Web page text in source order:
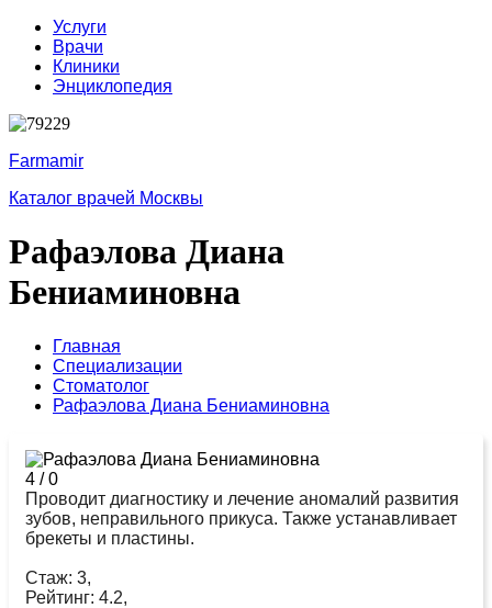
Услуги
Врачи
Клиники
Энциклопедия
Farmamir
Каталог врачей Москвы
Рафаэлова Диана
Бениаминовна
Главная
Специализации
Стоматолог
Рафаэлова Диана Бениаминовна
4 /0
Проводит диагностику и лечение аномалий развития
зубов, неправильного прикуса. Также устанавливает
брекеты и пластины.
Стаж: 3,
Рейтинг: 4.2,